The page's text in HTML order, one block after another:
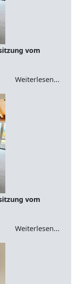
vom
Weiterlesen...
vom
Weiterlesen...